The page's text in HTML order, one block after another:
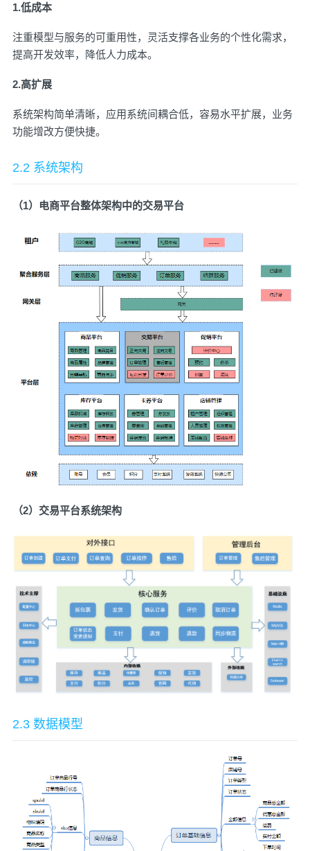
1.低成本
注重模型与服务的可重用性，灵活支撑各业务的个性化需求，
提高开发效率，降低人力成本。
2.高扩展
系统架构简单清晰，应用系统间耦合低，容易水平扩展，业务
功能增改方便快捷。
2.2 系统架构
（1）电商平台整体架构中的交易平台
（2）交易平台系统架构
2.3 数据模型